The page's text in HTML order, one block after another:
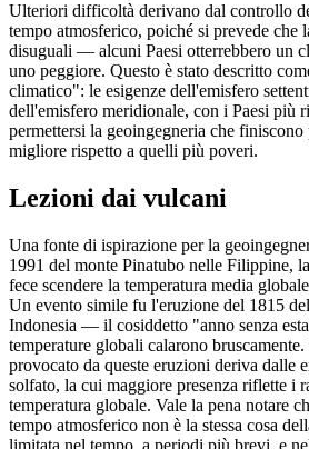
Ulteriori difficoltà derivano dal controllo
tempo atmosferico, poiché si prevede che
disuguali — alcuni Paesi otterrebbero un
uno peggiore. Questo è stato descritto
climatico": le esigenze dell'emisfero
dell'emisfero meridionale, con i Paesi più
permettersi la geoingegneria che
migliore rispetto a quelli più poveri.
Lezioni dai vulcani
Una fonte di ispirazione per la
1991 del monte Pinatubo nelle Filippine,
fece scendere la temperatura media
Un evento simile fu l'eruzione del 1815
Indonesia — il cosiddetto "anno senza
temperature globali calarono
provocato da queste eruzioni deriva dalle
solfato, la cui maggiore presenza riflette i
temperatura globale. Vale la pena notare
tempo atmosferico non è la stessa cosa